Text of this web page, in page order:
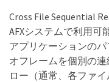
Cross File Sequential
AFXシステムで利用可
アプリケーションの
オフレームを個別の
ロー（通常、各ファイ